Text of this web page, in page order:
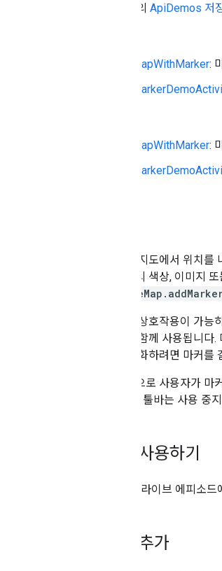
GitHub의 ApiDemos 저
MapWithMarker:
MapWithMarker:
마커는 지도에서 위치
아이콘의 색상, 이미지
마커는 상호작용이 가
스너와 함께 사용됩니다.
을 활성화하려면 마커를
기본적으로 사용자가
니다. 이 툴바는 사용 중
마커 사용하기
이 지도 라이브 에피소
마커 추가